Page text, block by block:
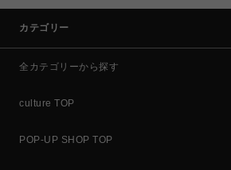
カテゴリー
全カテゴリーから探す
culture TOP
POP-UP SHOP TOP